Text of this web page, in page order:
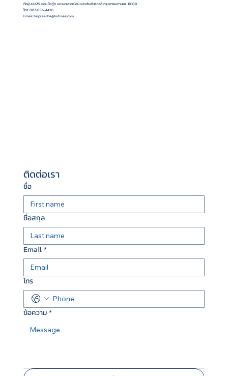
ที่อยู่ 44/25 ซอย โชฏึก แขวงตลาดน้อย เขตสัมพันธวงศ์ กรุงเทพมหานคร 10100
โทร 087-056-4426
Email taipreecha@hotmail.com
ติดต่อเรา
ชื่อ
ชื่อสกุล
Email*
โทร
ข้อความ*